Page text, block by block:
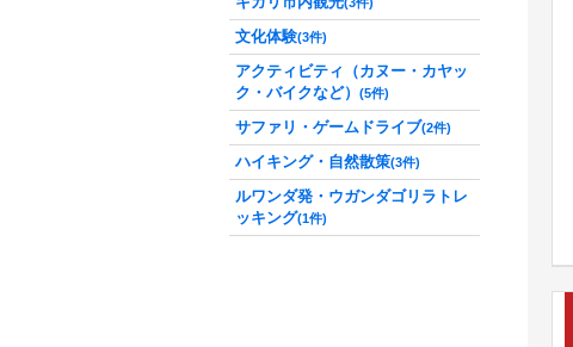
文化体験(3件)
アクティビティ（カヌー・カヤッ
ク・バイクなど）
(5件)
サファリ・ゲームドライブ(2件)
ハイキング・自然散策(3件)
ルワンダ発・ウガンダゴリラトレ
ッキング(1件)